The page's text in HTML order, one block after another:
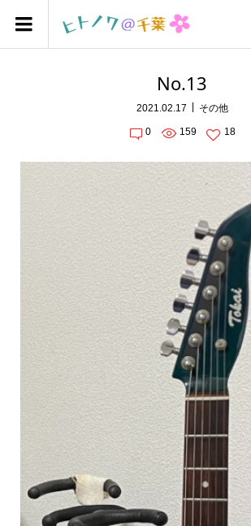
No.13
2021.02.17 その他
0 159 18